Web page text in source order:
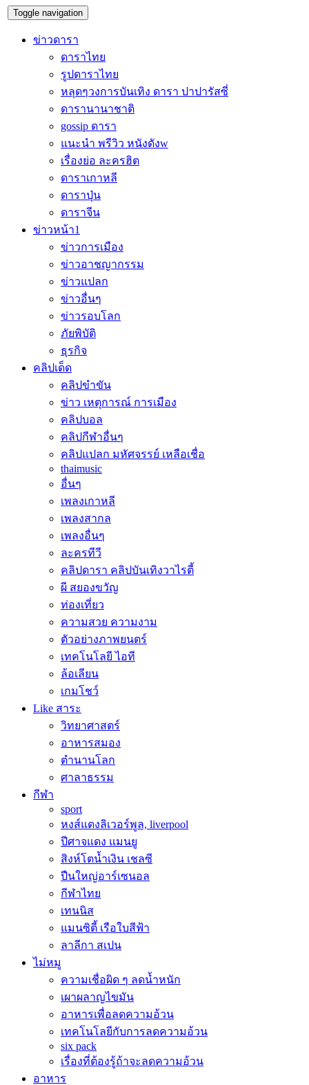
Toggle navigation
ข่าวดารา
ดาราไทย
รูปดาราไทย
หลุดๆวงการบันเทิง ดารา ปาปารัสซี่
ดารานานาชาติ
gossip ดารา
แนะนำ พรีวิว หนังดังw
เรื่องย่อ ละครฮิต
ดาราเกาหลี
ดาราปุ่น
ดาราจีน
ข่าวหน้า1
ข่าวการเมือง
ข่าวอาชญากรรม
ข่าวแปลก
ข่าวอื่นๆ
ข่าวรอบโลก
ภัยพิบัติ
ธุรกิจ
คลิปเด็ด
คลิปขำขัน
ข่าว เหตุการณ์ การเมือง
คลิปบอล
คลิปกีฬาอื่นๆ
คลิปแปลก มหัศจรรย์ เหลือเชื่อ
thaimusic
อื่นๆ
เพลงเกาหลี
เพลงสากล
เพลงอื่นๆ
ละครทีวี
คลิปดารา คลิปบันเทิงวาไรตี้
ผี สยองขวัญ
ท่องเที่ยว
ความสวย ความงาม
ตัวอย่างภาพยนตร์
เทคโนโลยี ไอที
ล้อเลียน
เกมโชว์
Like สาระ
วิทยาศาสตร์
อาหารสมอง
ตำนานโลก
ศาลาธรรม
กีฬา
sport
หงส์แดงลิเวอร์พูล, liverpool
ปีศาจแดง แมนยู
สิงห์โตน้ำเงิน เชลซี
ปืนใหญ่อาร์เซนอล
กีฬาไทย
เทนนิส
แมนซิตี้ เรือใบสีฟ้า
ลาลีกา สเปน
ไม่หมู
ความเชื่อผิด ๆ ลดน้ำหนัก
เผาผลาญไขมัน
อาหารเพื่อลดความอ้วน
เทคโนโลยีกับการลดความอ้วน
six pack
เรื่องที่ต้องรู้ถ้าจะลดความอ้วน
อาหาร